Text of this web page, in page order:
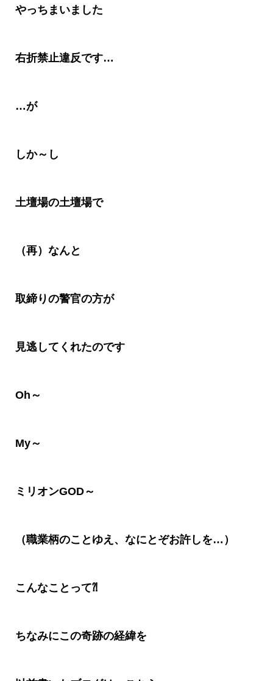
やっちまいました
右折禁止違反です…
…が
しか～し
土壇場の土壇場で
（再）なんと
取締りの警官の方が
見逃してくれたのです
Oh ～
My～
ミリオンGOD～
（職業柄のことゆえ、なにとぞお許しを… ）
こんなことって⁈
ちなみにこの奇跡の経緯を